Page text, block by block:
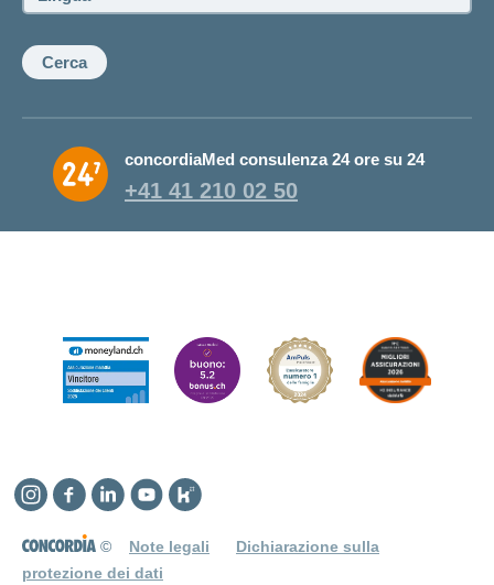
Cerca
concordiaMed consulenza 24 ore su 24
+41 41 210 02 50
© Note legali
Dichiarazione sulla
protezione dei dati
Instagram
Facebook
LinkedinYouTube
Kununu